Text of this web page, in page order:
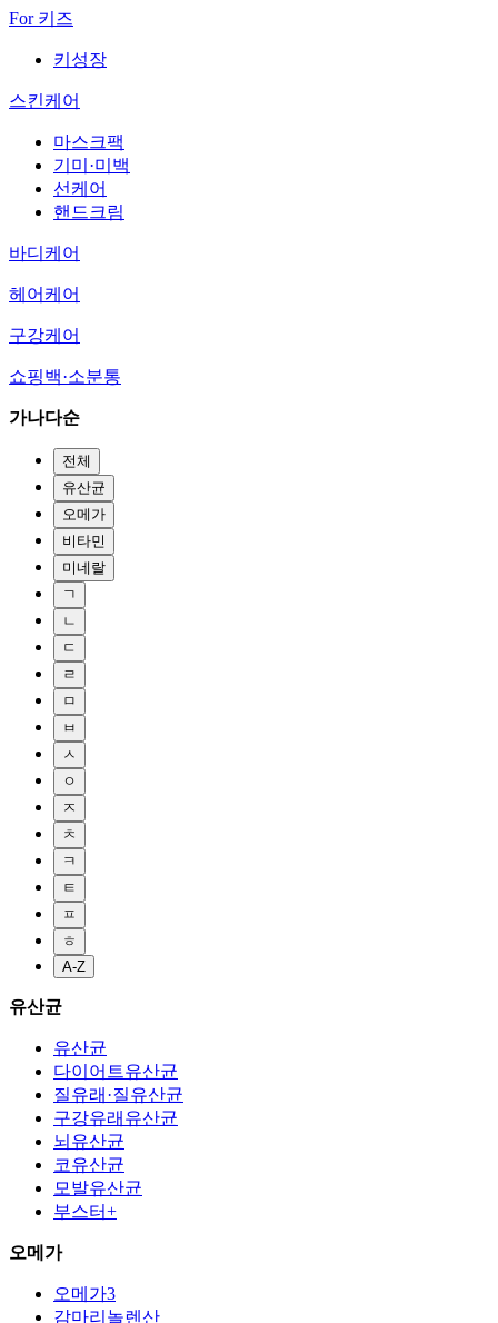
For 키즈
키성장
스킨케어
마스크팩
기미·미백
선케어
핸드크림
바디케어
헤어케어
구강케어
쇼핑백·소분통
가나다순
전체
유산균
오메가
비타민
미네랄
ㄱ
ㄴ
ㄷ
ㄹ
ㅁ
ㅂ
ㅅ
ㅇ
ㅈ
ㅊ
ㅋ
ㅌ
ㅍ
ㅎ
A-Z
유산균
유산균
다이어트유산균
질유래·질유산균
구강유래유산균
뇌유산균
코유산균
모발유산균
부스터+
오메가
오메가3
감마리놀렌산